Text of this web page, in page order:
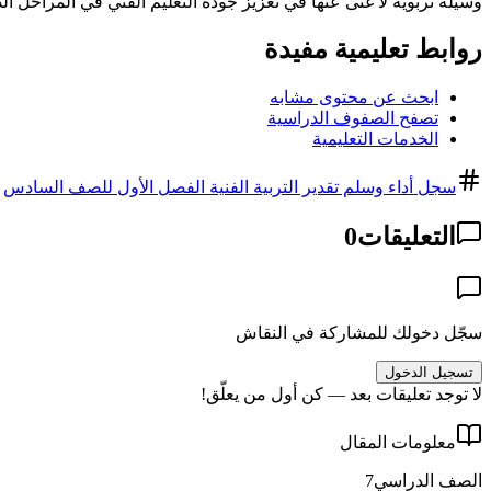
روابط تعليمية مفيدة
ابحث عن محتوى مشابه
تصفح الصفوف الدراسية
الخدمات التعليمية
سجل أداء وسلم تقدير التربية الفنية الفصل الأول للصف السادس
التعليقات0
سجّل دخولك للمشاركة في النقاش
تسجيل الدخول
لا توجد تعليقات بعد — كن أول من يعلّق!
معلومات المقال
الصف الدراسي7